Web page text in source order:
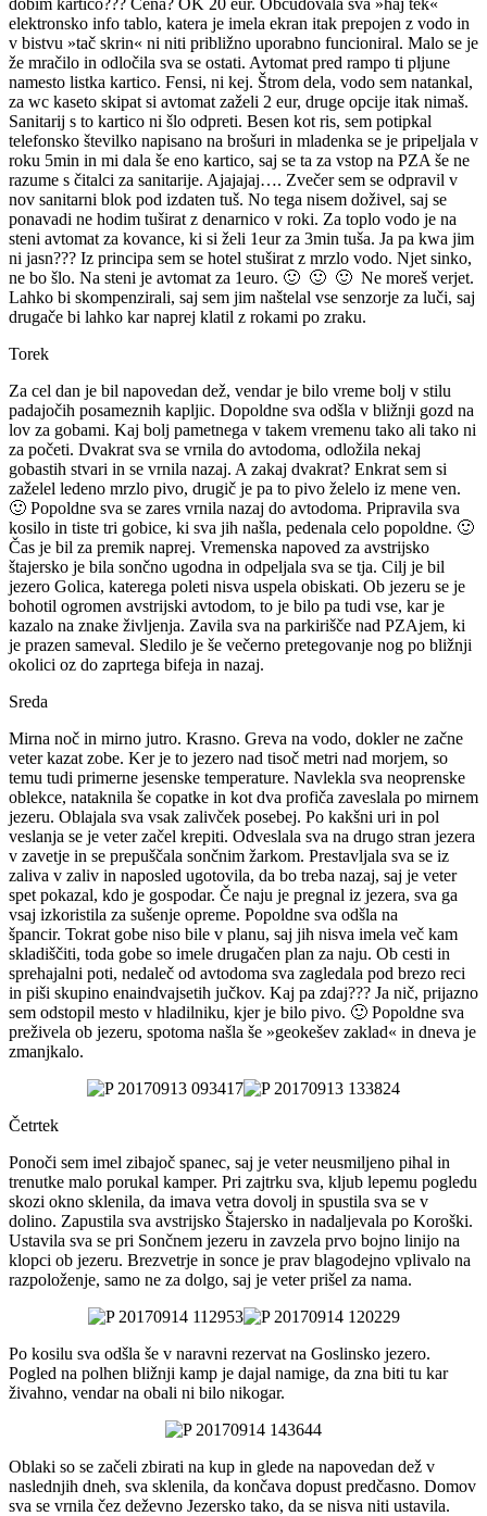
elektronsko info tablo, katera je imela ekran itak prepojen z vodo in
v bistvu »tač skrin« ni niti približno uporabno funcioniral. Malo se je
že mračilo in odločila sva se ostati. Avtomat pred rampo ti pljune
namesto listka kartico. Fensi, ni kej. Štrom dela, vodo sem natankal,
za wc kaseto skipat si avtomat zaželi 2 eur, druge opcije itak nimaš.
Sanitarij s to kartico ni šlo odpreti. Besen kot ris, sem potipkal
telefonsko številko napisano na brošuri in mladenka se je pripeljala v
roku 5min in mi dala še eno kartico, saj se ta za vstop na PZA še ne
razume s čitalci za sanitarije. Ajajajaj…. Zvečer sem se odpravil v
nov sanitarni blok pod izdaten tuš. No tega nisem doživel, saj se
ponavadi ne hodim tuširat z denarnico v roki. Za toplo vodo je na
steni avtomat za kovance, ki si želi 1eur za 3min tuša. Ja pa kwa jim
ni jasn??? Iz principa sem se hotel stuširat z mrzlo vodo. Njet sinko,
ne bo šlo. Na steni je avtomat za 1euro. 🙂 🙂 🙂 Ne moreš verjet.
Lahko bi skompenzirali, saj sem jim naštelal vse senzorje za luči, saj
drugače bi lahko kar naprej klatil z rokami po zraku.
Torek
Za cel dan je bil napovedan dež, vendar je bilo vreme bolj v stilu
padajočih posameznih kapljic. Dopoldne sva odšla v bližnji gozd na
lov za gobami. Kaj bolj pametnega v takem vremenu tako ali tako ni
za početi. Dvakrat sva se vrnila do avtodoma, odložila nekaj
gobastih stvari in se vrnila nazaj. A zakaj dvakrat? Enkrat sem si
zaželel ledeno mrzlo pivo, drugič je pa to pivo želelo iz mene ven.
🙂 Popoldne sva se zares vrnila nazaj do avtodoma. Pripravila sva
kosilo in tiste tri gobice, ki sva jih našla, pedenala celo popoldne. 🙂
Čas je bil za premik naprej. Vremenska napoved za avstrijsko
štajersko je bila sončno ugodna in odpeljala sva se tja. Cilj je bil
jezero Golica, katerega poleti nisva uspela obiskati. Ob jezeru se je
bohotil ogromen avstrijski avtodom, to je bilo pa tudi vse, kar je
kazalo na znake življenja. Zavila sva na parkirišče nad PZAjem, ki
je prazen sameval. Sledilo je še večerno pretegovanje nog po bližnji
okolici oz do zaprtega bifeja in nazaj.
Sreda
Mirna noč in mirno jutro. Krasno. Greva na vodo, dokler ne začne
veter kazat zobe. Ker je to jezero nad tisoč metri nad morjem, so
temu tudi primerne jesenske temperature. Navlekla sva neoprenske
oblekce, nataknila še copatke in kot dva profiča zaveslala po mirnem
jezeru. Oblajala sva vsak zalivček posebej. Po kakšni uri in pol
veslanja se je veter začel krepiti. Odveslala sva na drugo stran jezera
v zavetje in se prepuščala sončnim žarkom. Prestavljala sva se iz
zaliva v zaliv in naposled ugotovila, da bo treba nazaj, saj je veter
spet pokazal, kdo je gospodar. Če naju je pregnal iz jezera, sva ga
vsaj izkoristila za sušenje opreme. Popoldne sva odšla na
špancir. Tokrat gobe niso bile v planu, saj jih nisva imela več kam
skladiščiti, toda gobe so imele drugačen plan za naju. Ob cesti in
sprehajalni poti, nedaleč od avtodoma sva zagledala pod brezo reci
in piši skupino enaindvajsetih jučkov. Kaj pa zdaj??? Ja nič, prijazno
sem odstopil mesto v hladilniku, kjer je bilo pivo. 🙂 Popoldne sva
preživela ob jezeru, spotoma našla še »geokešev zaklad« in dneva je
zmanjkalo.
Četrtek
Ponoči sem imel zibajoč spanec, saj je veter neusmiljeno pihal in
trenutke malo porukal kamper. Pri zajtrku sva, kljub lepemu pogledu
skozi okno sklenila, da imava vetra dovolj in spustila sva se v
dolino. Zapustila sva avstrijsko Štajersko in nadaljevala po Koroški.
Ustavila sva se pri Sončnem jezeru in zavzela prvo bojno linijo na
klopci ob jezeru. Brezvetrje in sonce je prav blagodejno vplivalo na
razpoloženje, samo ne za dolgo, saj je veter prišel za nama.
Po kosilu sva odšla še v naravni rezervat na Goslinsko jezero.
Pogled na polhen bližnji kamp je dajal namige, da zna biti tu kar
živahno, vendar na obali ni bilo nikogar.
Oblaki so se začeli zbirati na kup in glede na napovedan dež v
naslednjih dneh, sva sklenila, da končava dopust predčasno. Domov
sva se vrnila čez deževno Jezersko tako, da se nisva niti ustavila.